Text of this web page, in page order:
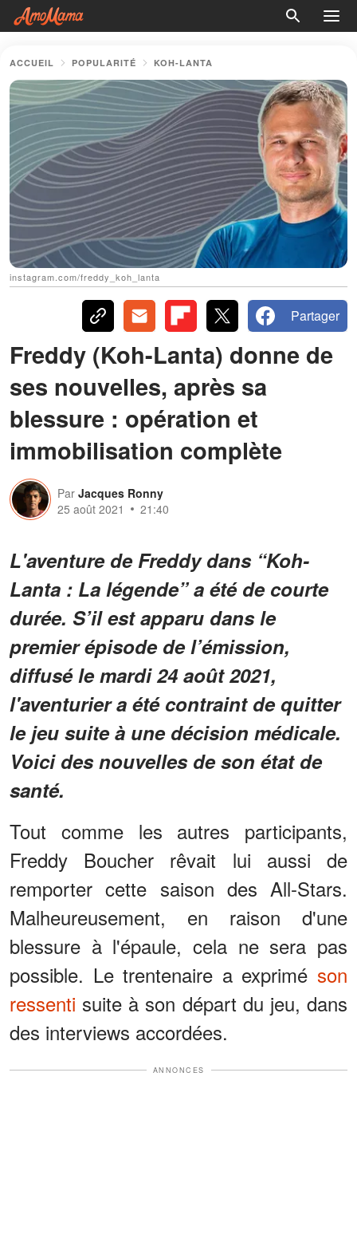
ACCUEIL POPULARITÉ KOH-LANTA
instagram.com/freddy_koh_lanta
Partager
Freddy (Koh-Lanta) donne de
ses nouvelles, après sa
blessure : opération et
immobilisation complète
Par Jacques Ronny
25 août 2021
21:40
L'aventure de Freddy dans “Koh-
Lanta : La légende” a été de courte
durée. S’il est apparu dans le
premier épisode de l’émission,
diffusé le mardi 24 août 2021,
l'aventurier a été contraint de quitter
le jeu suite à une décision médicale.
Voici des nouvelles de son état de
santé.
Tout comme les autres participants,
Freddy Boucher rêvait lui aussi de
remporter cette saison des All-Stars.
Malheureusement, en raison d'une
blessure à l'épaule, cela ne sera pas
possible. Le trentenaire a exprimé son
ressenti suite à son départ du jeu, dans
des interviews accordées.
ANNONCES